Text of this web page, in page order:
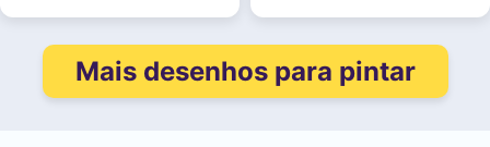
Mais desenhos para pintar